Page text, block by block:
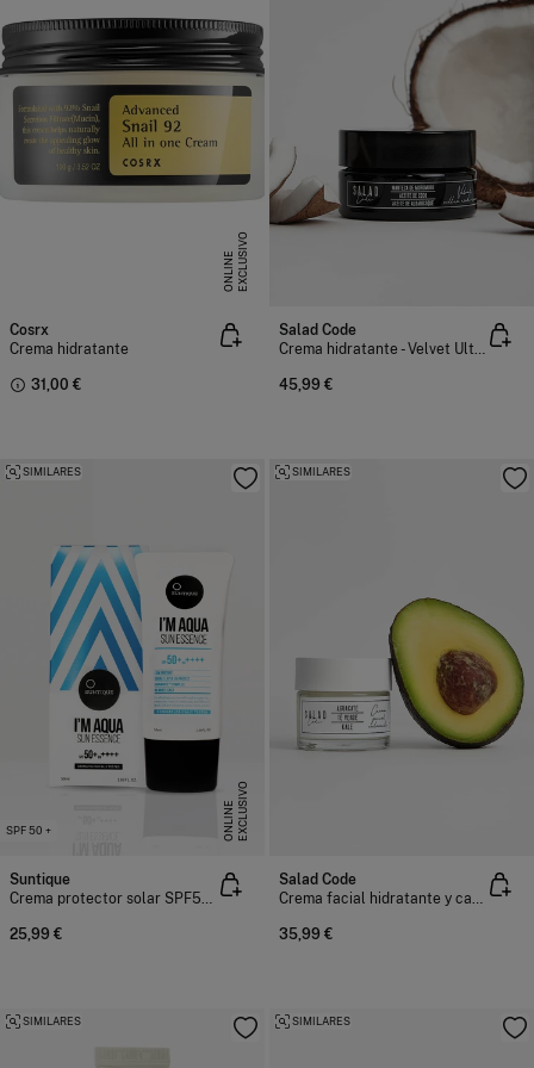
E
X
C
L
U
SI
V
O
O
N
L
I
N
E
Cosrx
Crema hidratante
31,00 €
Salad Code
Crema hidratante - Velvet Ultra Rich
45,99 €
SPF 50 + E
X
C
L
U
SI
V
O
O
N
L
I
N
E
SIMILARES
Suntique
Crema protector solar SPF50+ I'm Acqua Sun Essence 50 ml
25,99 €
SIMILARES
Salad Code
Crema facial hidratante y calmante
35,99 €
SIMILARES SIMILARES